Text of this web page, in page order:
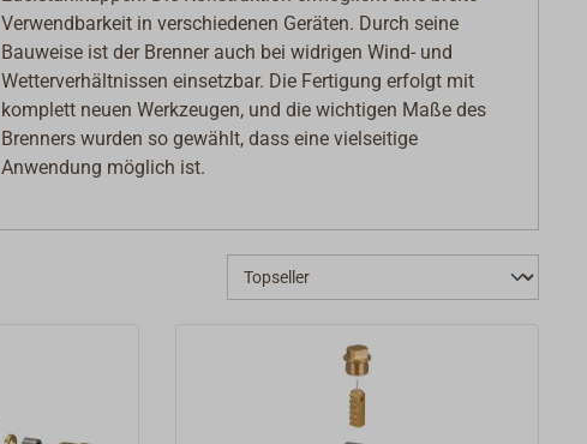
Verwendbarkeit in verschiedenen Geräten. Durch seine
Bauweise ist der Brenner auch bei widrigen Wind- und
Wetterverhältnissen einsetzbar. Die Fertigung erfolgt mit
komplett neuen Werkzeugen, und die wichtigen Maße des
Brenners wurden so gewählt, dass eine vielseitige
Anwendung möglich ist.